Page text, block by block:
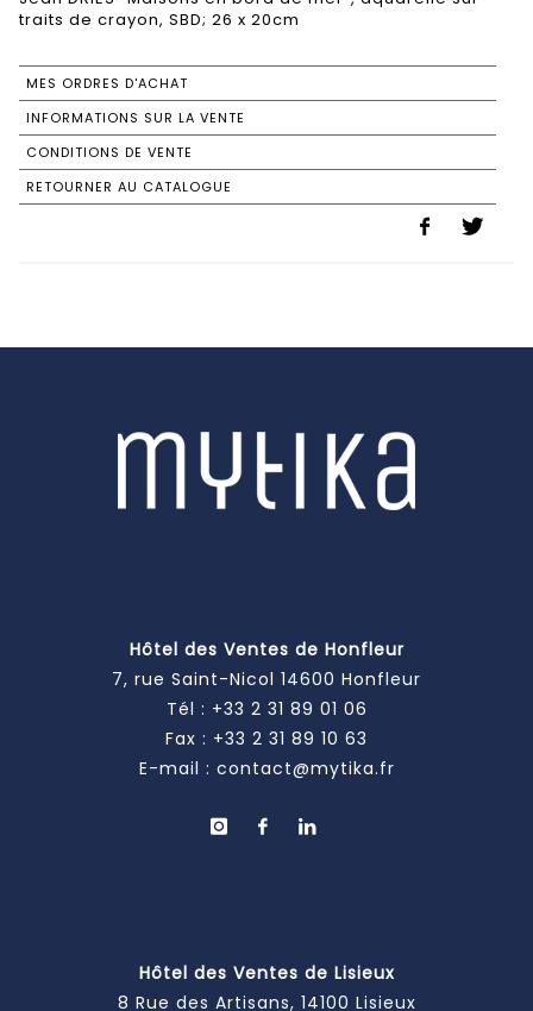
traits de crayon, SBD; 26 x 20cm
MES ORDRES D'ACHAT
INFORMATIONS SUR LA VENTE
CONDITIONS DE VENTE
RETOURNER AU CATALOGUE
Hôtel des Ventes de Honfleur
7, rue Saint-Nicol 14600 Honfleur
Tél : +33 2 31 89 01 06
Fax : +33 2 31 89 10 63
E-mail : contact@mytika.fr
Hôtel des Ventes de Lisieux
8 Rue des Artisans, 14100 Lisieux